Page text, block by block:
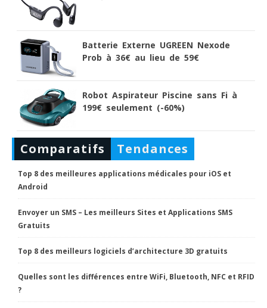
Batterie Externe UGREEN Nexode
Prob à 36€ au lieu de 59€
Robot Aspirateur Piscine sans Fi à
199€ seulement (-60%)
Comparatifs Tendances
Top 8 des meilleures applications médicales pour iOS et
Android
Envoyer un SMS – Les meilleurs Sites et Applications SMS
Gratuits
Top 8 des meilleurs logiciels d’architecture 3D gratuits
Quelles sont les différences entre WiFi, Bluetooth, NFC et RFID
?